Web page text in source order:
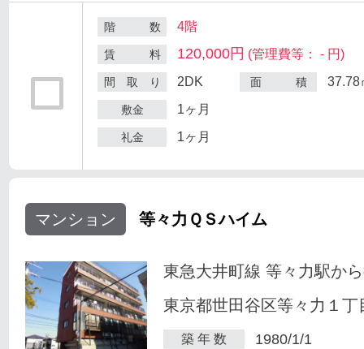
階 数 4階
賃 料 120,000円 (管理費等： - 円)
間 取 り 2DK 面 積 37.78
敷金 1ヶ月
礼金 1ヶ月
マンション 等々力ＱＳハイム
東急大井町線 等々力駅か
東京都世田谷区等々力１丁
築 年 数 1980/1/1